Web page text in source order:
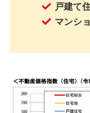
戸建て
マンシ